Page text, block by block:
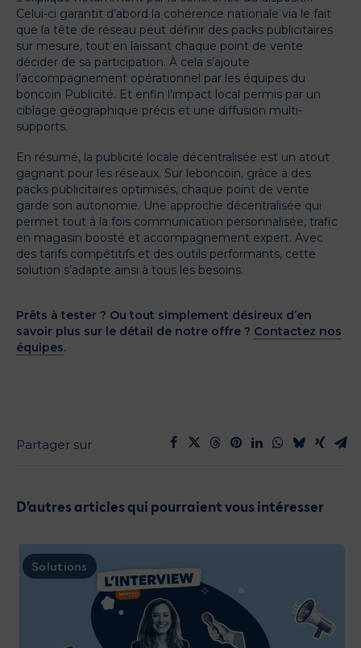
Celui-ci garantit d’abord la cohérence nationale via le fait
que la tête de réseau peut définir des packs publicitaires
sur mesure, tout en laissant chaque point de vente
décider de sa participation. À cela s’ajoute
l’accompagnement opérationnel par les équipes du
boncoin Publicité. Et enfin l’impact local permis par un
ciblage géographique précis et une diffusion multi-
supports.
En résumé, la publicité locale décentralisée est un atout
gagnant pour les réseaux. Sur leboncoin, grâce à des
packs publicitaires optimisés, chaque point de vente
garde son autonomie. Une approche décentralisée qui
permet tout à la fois communication personnalisée, trafic
en magasin boosté et accompagnement expert. Avec
des tarifs compétitifs et des outils performants, cette
solution s’adapte ainsi à tous les besoins.
Prêts à tester ? Ou tout simplement désireux d’en
savoir plus sur le détail de notre offre ? Contactez nos
équipes.
D’autres articles qui pourraient vous intéresser
Solutions